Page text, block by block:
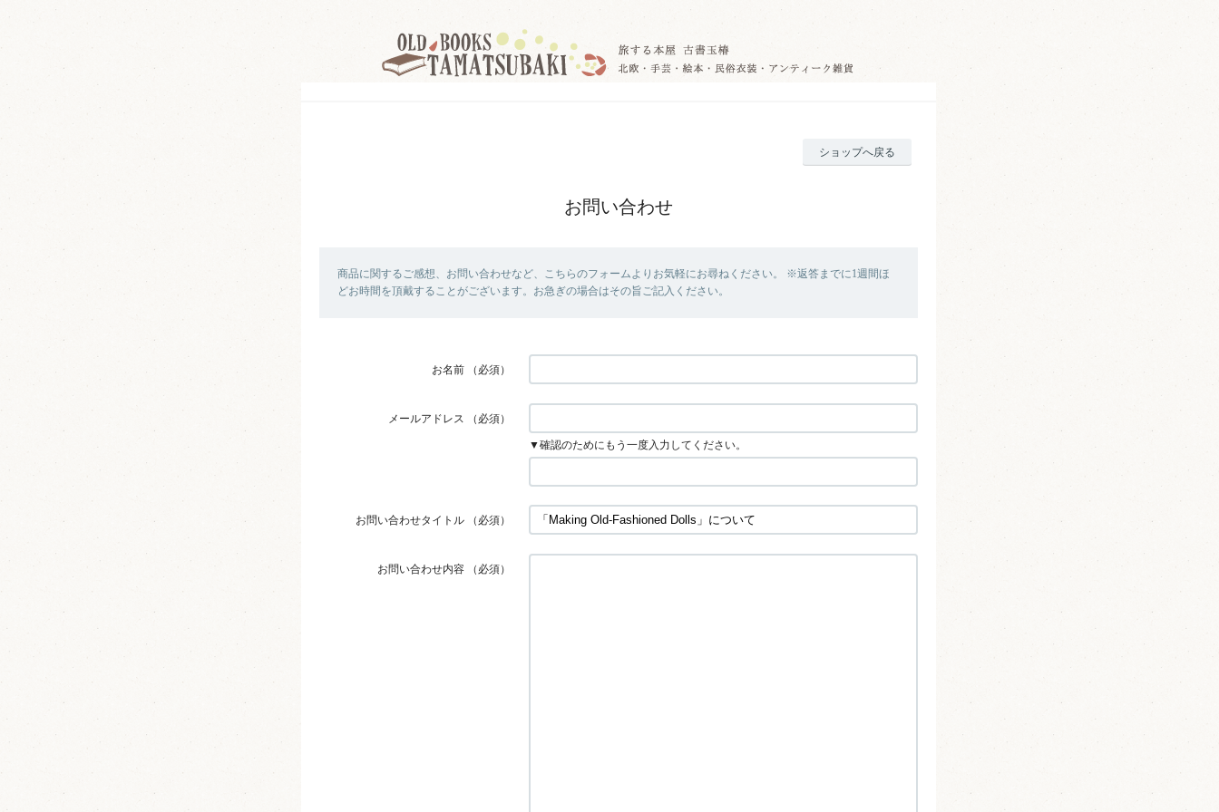
ショップへ戻る
お問い合わせ
商品に関するご感想、お問い合わせなど、こちらのフォームよりお気軽にお尋ねください。 ※返答までに1週間ほ
どお時間を頂戴することがございます。お急ぎの場合はその旨ご記入ください。
お名前 （必須）
メールアドレス （必須）
▼確認のためにもう一度入力してください。
お問い合わせタイトル （必須）
お問い合わせ内容 （必須）